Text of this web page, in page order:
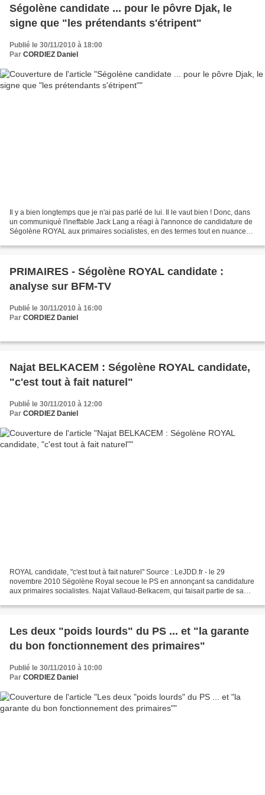
Ségolène candidate ... pour le pôvre Djak, le
signe que "les prétendants s'étripent"
Publié le 30/11/2010 à 18:00
Par CORDIEZ Daniel
Il y a bien longtemps que je n'ai pas parlé de lui. Il le vaut bien ! Donc, dans
un communiqué l'ineffable Jack Lang a réagi à l'annonce de candidature de
Ségolène ROYAL aux primaires socialistes, en des termes tout en nuances.
PRIMAIRES - Ségolène ROYAL candidate :
analyse sur BFM-TV
Publié le 30/11/2010 à 16:00
Par CORDIEZ Daniel
Najat BELKACEM : Ségolène ROYAL candidate,
"c'est tout à fait naturel"
Publié le 30/11/2010 à 12:00
Par CORDIEZ Daniel
ROYAL candidate, "c'est tout à fait naturel" Source : LeJDD.fr - le 29
novembre 2010 Ségolène Royal secoue le PS en annonçant sa candidature
aux primaires socialistes. Najat Vallaud-Belkacem, qui faisait partie de sa
Les deux "poids lourds" du PS ... et "la garante
du bon fonctionnement des primaires"
Publié le 30/11/2010 à 10:00
Par CORDIEZ Daniel